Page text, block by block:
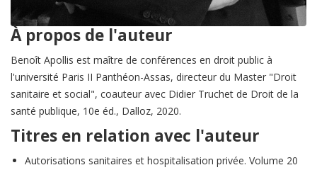
À propos de l'auteur
Benoît Apollis est maître de conférences en droit public à
l'université Paris II Panthéon-Assas, directeur du Master "Droit
sanitaire et social", coauteur avec Didier Truchet de Droit de la
santé publique, 10e éd., Dalloz, 2020.
Titres en relation avec l'auteur
Autorisations sanitaires et hospitalisation privée. Volume 20